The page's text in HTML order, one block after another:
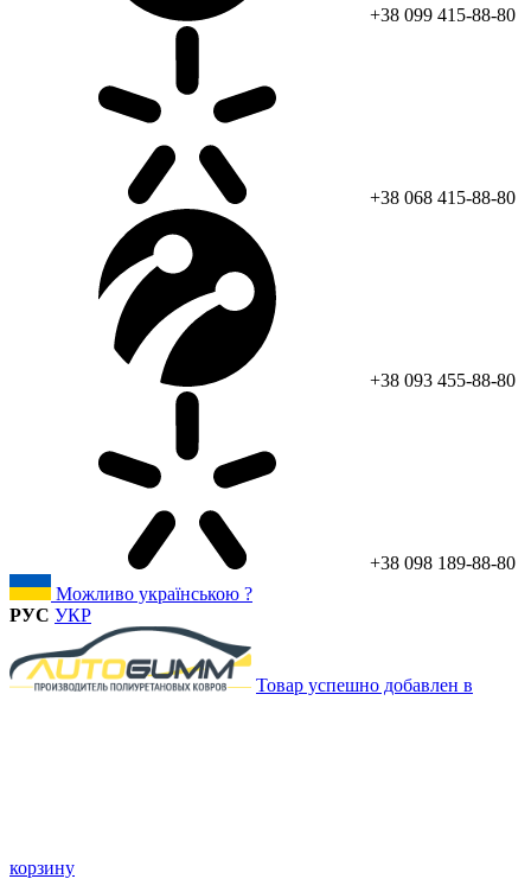
+38 099 415-88-80
+38 068 415-88-80
+38 093 455-88-80
+38 098 189-88-80
Можливо українською ?
РУС УКР
Товар успешно добавлен в
корзину